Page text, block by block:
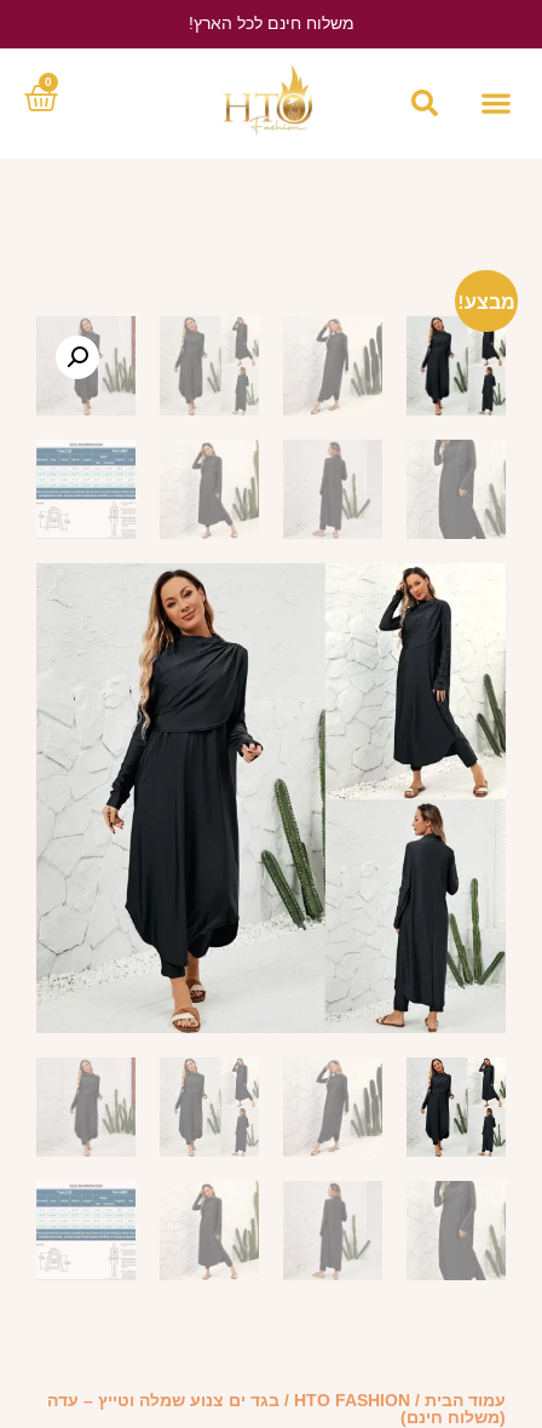
משלוח חינם לכל הארץ!
0
מבצע!
עמוד הבית /
HTO FASHION / בגד ים צנוע שמלה וטייץ – עדה
(משלוח חינם)